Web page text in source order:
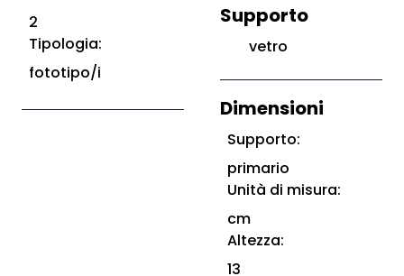
2
Tipologia:
fototipo/i
Supporto
vetro
Dimensioni
Supporto:
primario
Unità di misura:
cm
Altezza:
13